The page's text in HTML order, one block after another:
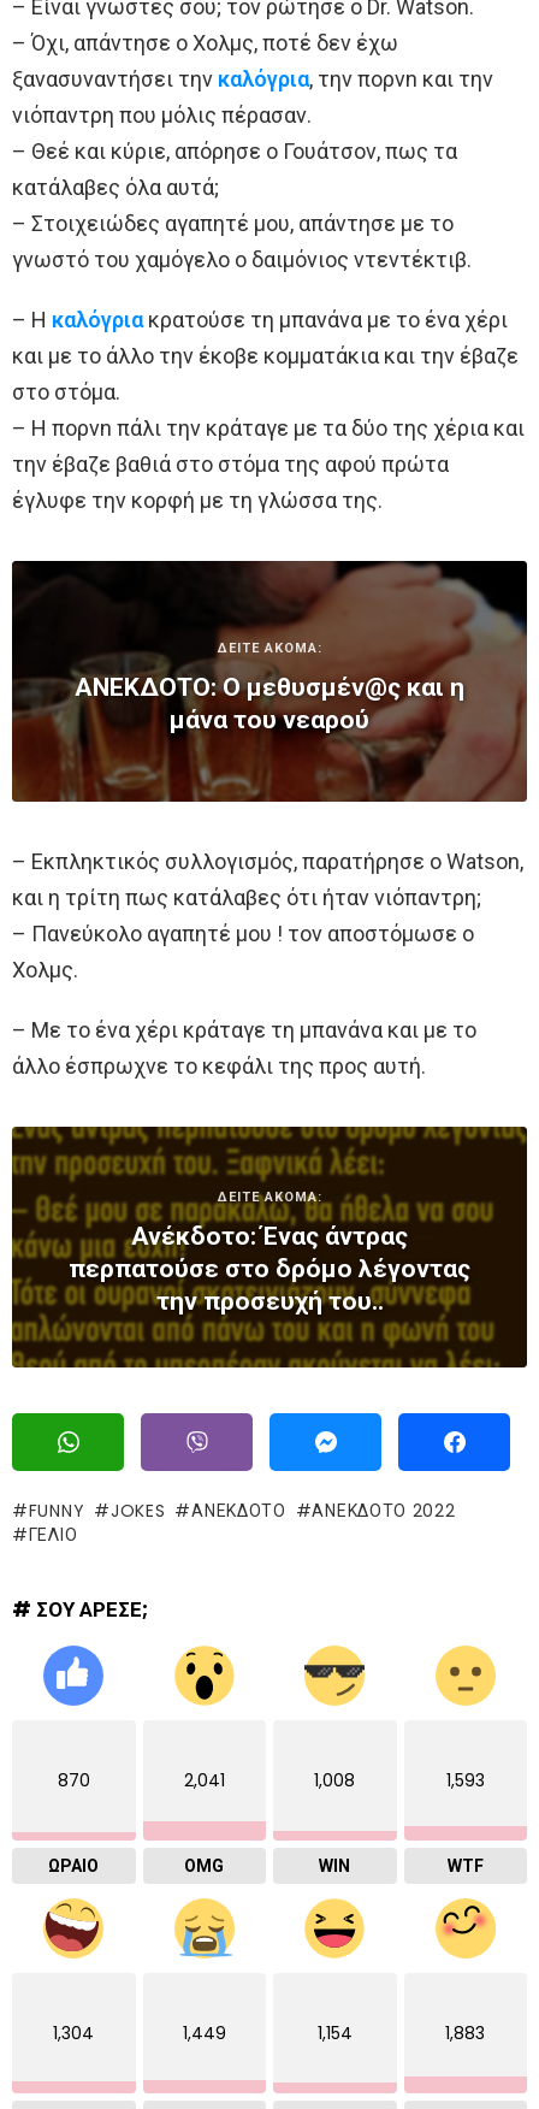
– Είναι γνωστές σου; τον ρώτησε ο Dr. Watson.
– Όχι, απάντησε ο Χολμς, ποτέ δεν έχω
ξανασυναντήσει την καλόγρια, την πoρvn και την
νιόπαντρη που μόλις πέρασαν.
– Θεέ και κύριε, απόρησε ο Γουάτσον, πως τα
κατάλαβες όλα αυτά;
– Στοιχειώδες αγαπητέ μου, απάντησε με το
γνωστό του χαμόγελο ο δαιμόνιος ντεντέκτιβ.
– Η καλόγριακρατούσε τη μπανάνα με το ένα χέρι
και με το άλλο την έκοβε κομματάκια και την έβαζε
στο στόμα.
– Η πoρvn πάλι την κράταγε με τα δύο της χέρια και
την έβαζε βαθιά στο στόμα της αφού πρώτα
έγλυφε την κορφή με τη γλώσσα της.
ΔΕΙΤΕ ΑΚΟΜΑ:
ΑΝΕΚΔΟΤΟ: Ο μεθυσμέν@ς και η
μάνα του νεαρού
– Εκπληκτικός συλλογισμός, παρατήρησε ο Watson,
και η τρίτη πως κατάλαβες ότι ήταν νιόπαντρη;
– Πανεύκολο αγαπητέ μου ! τον αποστόμωσε ο
Χολμς.
– Με το ένα χέρι κράταγε τη μπανάνα και με το
άλλο έσπρωχνε το κεφάλι της προς αυτή.
ΔΕΙΤΕ ΑΚΟΜΑ:
Ανέκδοτο: Ένας άντρας
περπατoύσε στο δρόμο λέγοντας
την προσευχή του..
FUNNY JOKES ΑΝΕΚΔΟΤΟ
ΑΝΕΚΔΟΤΟ 2022
ΓΈΛΙΟ
# ΣΟΥ ΑΡΕΣΕ;
870
ΩΡΑΙΟ
2,041
OMG
1,008
WIN
1,593
WTF
1,304 1,449 1,154 1,883